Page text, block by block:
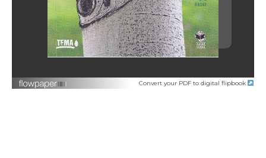
Convert your PDF to digital flipbook